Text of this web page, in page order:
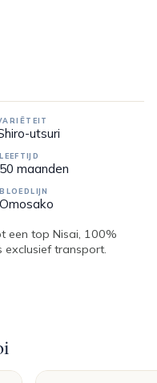
utsuri
LEEFTIJD
50 maanden
BLOEDLIJN
Omosako
een top Nisai, 100%
exclusief transport.